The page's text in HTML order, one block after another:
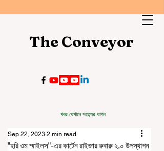
The Conveyor
খবর যেখানে সত্যের যাপন
"হরি ওম স্মাইলস"-এর কার্টেন রাইজার রুবারু ২.০ উপস্থাপন
Sep 22, 2023 2 min read